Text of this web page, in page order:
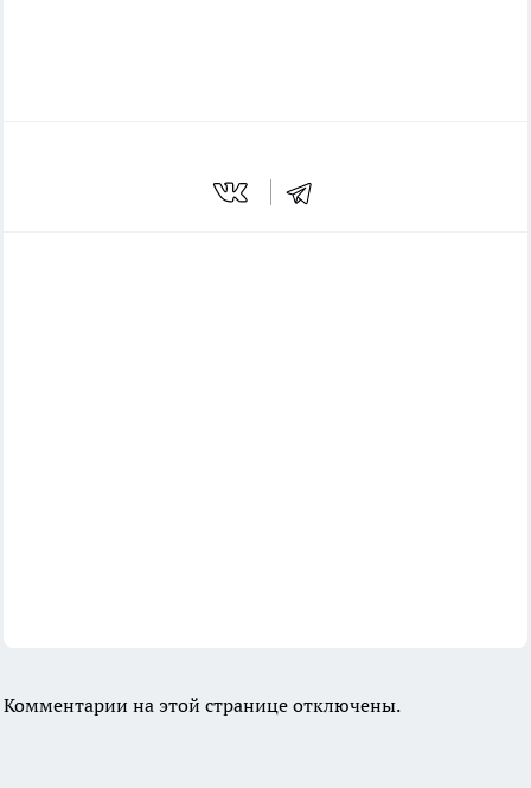
Комментарии на этой странице отключены.